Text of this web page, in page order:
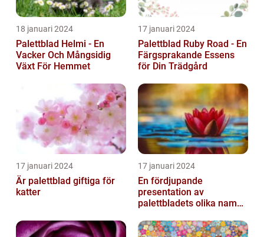
18 januari 2024
Palettblad Helmi - En
Vacker Och Mångsidig
Växt För Hemmet
17 januari 2024
Palettblad Ruby Road - En
Färgsprakande Essens
för Din Trädgård
17 januari 2024
Är palettblad giftiga för
katter
17 januari 2024
En fördjupande
presentation av
palettbladets olika namn